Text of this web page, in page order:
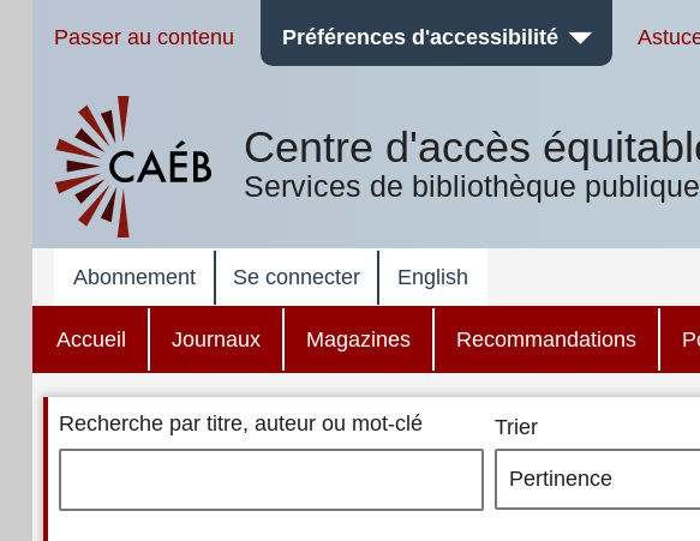
Passer au contenu Préférences d'accessibilité
Centre d'accès
Services de bibliothèque
Abonnement Se connecter English
Accueil Journaux Magazines Recommandations
Recherche par titre, auteur ou mot-clé Trier